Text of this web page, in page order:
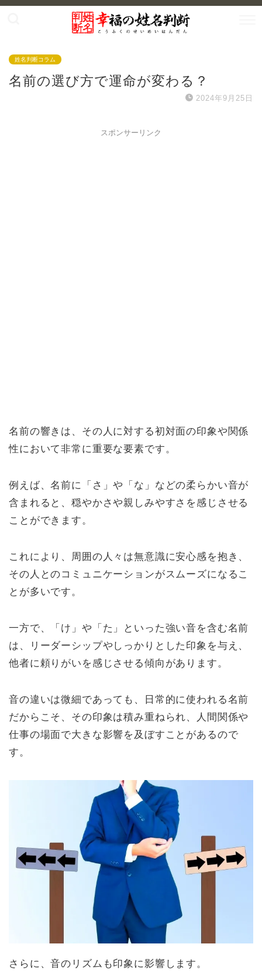
姓名判断コラム
名前の選び方で運命が変わる？
2024年9月25日
スポンサーリンク
名前の響きは、その人に対する初対面の印象や関係
性において非常に重要な要素です。
例えば、名前に「さ」や「な」などの柔らかい音が
含まれると、穏やかさや親しみやすさを感じさせる
ことができます。
これにより、周囲の人々は無意識に安心感を抱き、
その人とのコミュニケーションがスムーズになるこ
とが多いです。
一方で、「け」や「た」といった強い音を含む名前
は、リーダーシップやしっかりとした印象を与え、
他者に頼りがいを感じさせる傾向があります。
音の違いは微細であっても、日常的に使われる名前
だからこそ、その印象は積み重ねられ、人間関係や
仕事の場面で大きな影響を及ぼすことがあるので
す。
さらに、音のリズムも印象に影響します。